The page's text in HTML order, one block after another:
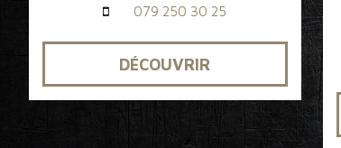
079 250 30 25
DÉCOUVRIR